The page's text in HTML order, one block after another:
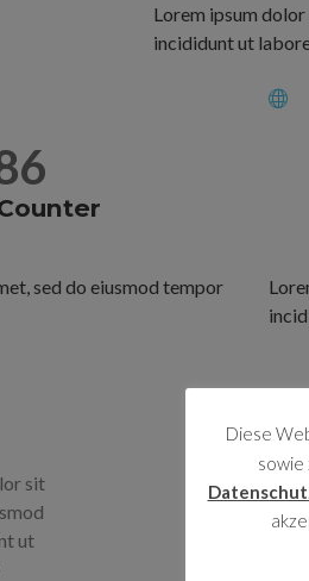
Lorem ipsum
incididunt ut
sed do eiusmod tempor
sit
ut
Diese
sowie